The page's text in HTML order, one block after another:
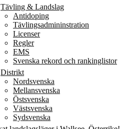
Tävling & Landslag
Antidoping
Tävlingsadmininstration
Licenser
Regler
EMS
Svenska rekord och rankinglistor
Distrikt
Nordsvenska
Mellansvenska
Östsvenska
Västsvenska
Sydsvenska